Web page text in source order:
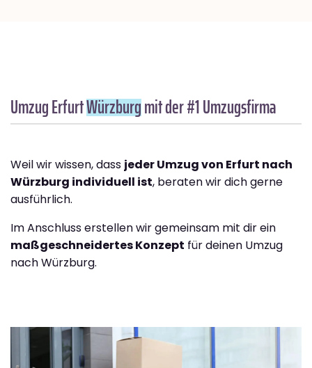
Umzug ErfurtWürzburgmit der #1 Umzugsfirma
Weil wir wissen, dass jeder Umzug von Erfurt nach
Würzburg individuell ist, beraten wir dich gerne
ausführlich.
Im Anschluss erstellen wir gemeinsam mit dir ein
maßgeschneidertes Konzept für deinen Umzug
nach Würzburg.